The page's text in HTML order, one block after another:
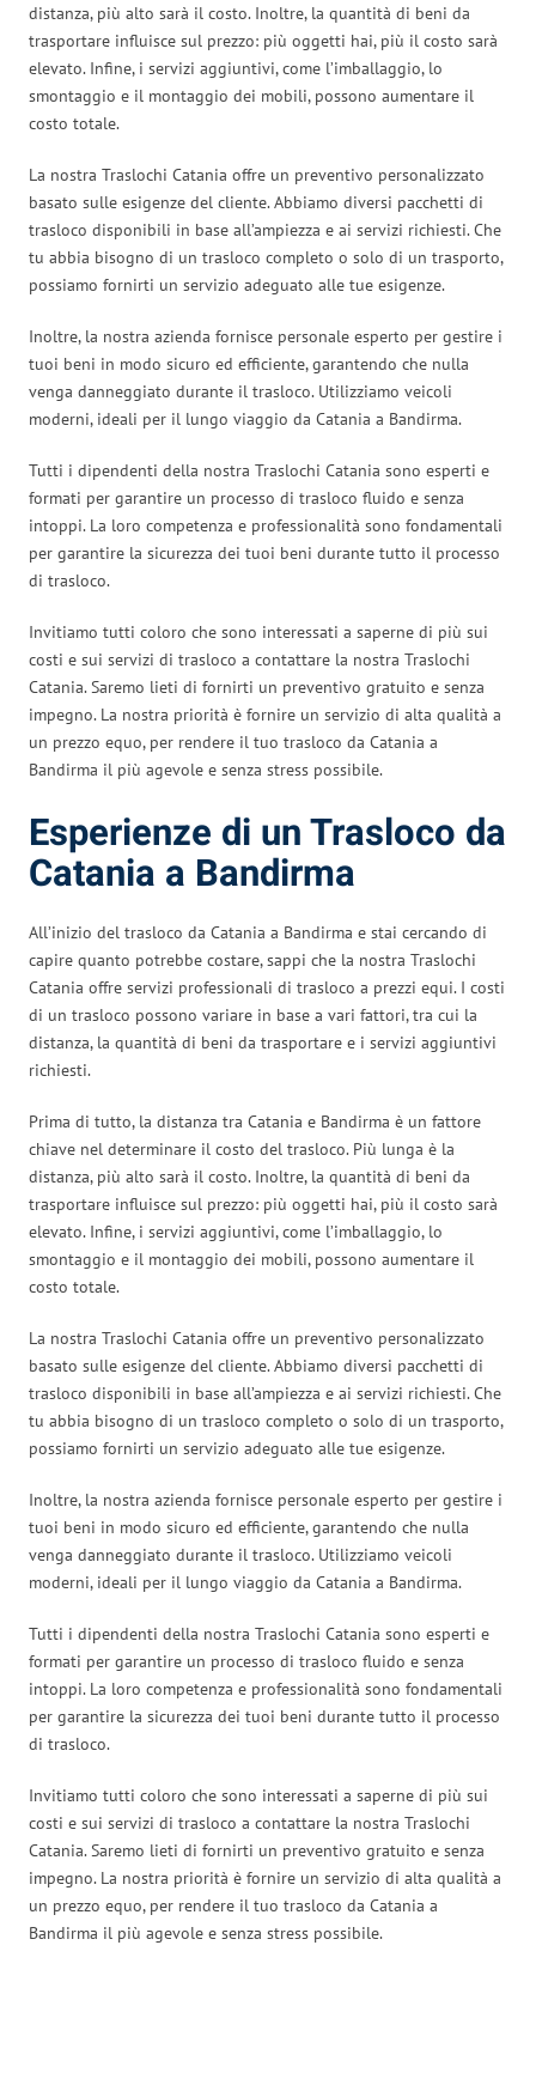
distanza, più alto sarà il costo. Inoltre, la quantità di beni da
trasportare influisce sul prezzo: più oggetti hai, più il costo sarà
elevato. Infine, i servizi aggiuntivi, come l’imballaggio, lo
smontaggio e il montaggio dei mobili, possono aumentare il
costo totale.
La nostra Traslochi Catania offre un preventivo personalizzato
basato sulle esigenze del cliente. Abbiamo diversi pacchetti di
trasloco disponibili in base all’ampiezza e ai servizi richiesti. Che
tu abbia bisogno di un trasloco completo o solo di un trasporto,
possiamo fornirti un servizio adeguato alle tue esigenze.
Inoltre, la nostra azienda fornisce personale esperto per gestire i
tuoi beni in modo sicuro ed efficiente, garantendo che nulla
venga danneggiato durante il trasloco. Utilizziamo veicoli
moderni, ideali per il lungo viaggio da Catania a Bandirma.
Tutti i dipendenti della nostra Traslochi Catania sono esperti e
formati per garantire un processo di trasloco fluido e senza
intoppi. La loro competenza e professionalità sono fondamentali
per garantire la sicurezza dei tuoi beni durante tutto il processo
di trasloco.
Invitiamo tutti coloro che sono interessati a saperne di più sui
costi e sui servizi di trasloco a contattare la nostra Traslochi
Catania. Saremo lieti di fornirti un preventivo gratuito e senza
impegno. La nostra priorità è fornire un servizio di alta qualità a
un prezzo equo, per rendere il tuo trasloco da Catania a
Bandirma il più agevole e senza stress possibile.
Esperienze di un Trasloco da
Catania a Bandirma
All’inizio del trasloco da Catania a Bandirma e stai cercando di
capire quanto potrebbe costare, sappi che la nostra Traslochi
Catania offre servizi professionali di trasloco a prezzi equi. I costi
di un trasloco possono variare in base a vari fattori, tra cui la
distanza, la quantità di beni da trasportare e i servizi aggiuntivi
richiesti.
Prima di tutto, la distanza tra Catania e Bandirma è un fattore
chiave nel determinare il costo del trasloco. Più lunga è la
distanza, più alto sarà il costo. Inoltre, la quantità di beni da
trasportare influisce sul prezzo: più oggetti hai, più il costo sarà
elevato. Infine, i servizi aggiuntivi, come l’imballaggio, lo
smontaggio e il montaggio dei mobili, possono aumentare il
costo totale.
La nostra Traslochi Catania offre un preventivo personalizzato
basato sulle esigenze del cliente. Abbiamo diversi pacchetti di
trasloco disponibili in base all’ampiezza e ai servizi richiesti. Che
tu abbia bisogno di un trasloco completo o solo di un trasporto,
possiamo fornirti un servizio adeguato alle tue esigenze.
Inoltre, la nostra azienda fornisce personale esperto per gestire i
tuoi beni in modo sicuro ed efficiente, garantendo che nulla
venga danneggiato durante il trasloco. Utilizziamo veicoli
moderni, ideali per il lungo viaggio da Catania a Bandirma.
Tutti i dipendenti della nostra Traslochi Catania sono esperti e
formati per garantire un processo di trasloco fluido e senza
intoppi. La loro competenza e professionalità sono fondamentali
per garantire la sicurezza dei tuoi beni durante tutto il processo
di trasloco.
Invitiamo tutti coloro che sono interessati a saperne di più sui
costi e sui servizi di trasloco a contattare la nostra Traslochi
Catania. Saremo lieti di fornirti un preventivo gratuito e senza
impegno. La nostra priorità è fornire un servizio di alta qualità a
un prezzo equo, per rendere il tuo trasloco da Catania a
Bandirma il più agevole e senza stress possibile.